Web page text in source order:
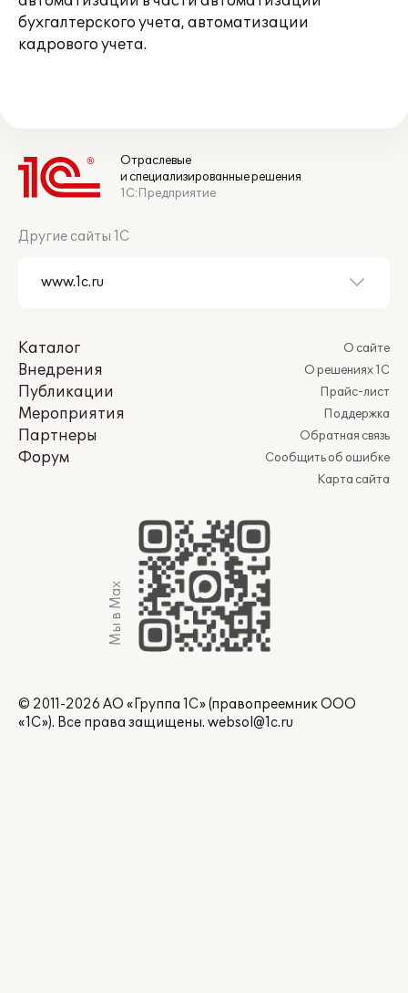
бухгалтерского учета, автоматизации
кадрового учета.
Отраслевые
и специализированные решения
1С:Предприятие
Другие сайты 1С
Каталог
Внедрения
Публикации
Мероприятия
Партнеры
Форум
О сайте
О решениях 1С
Прайс-лист
Поддержка
Обратная связь
Сообщить об ошибке
Карта сайта
Мы в Max
© 2011-2026 АО «Группа 1С» (правопреемник ООО
«1С»). Все права защищены. websol@1c.ru